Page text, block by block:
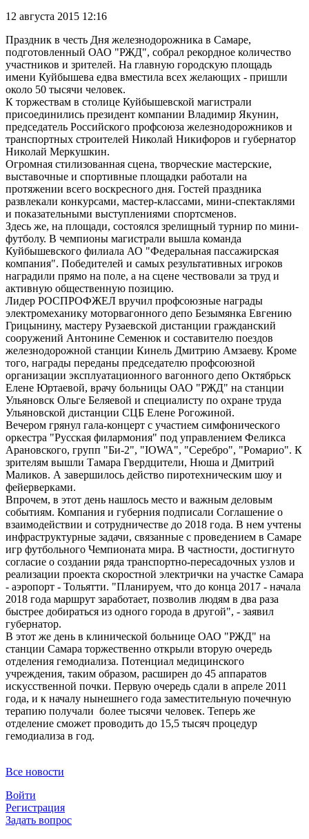
12 августа 2015 12:16
Праздник в честь Дня железнодорожника в Самаре,
подготовленный ОАО "РЖД", собрал рекордное количество
участников и зрителей. На главную городскую площадь
имени Куйбышева едва вместила всех желающих - пришли
около 50 тысячи человек.
К торжествам в столице Куйбышевской магистрали
присоединились президент компании Владимир Якунин,
председатель Российского профсоюза железнодорожников и
транспортных строителей Николай Никифоров и губернатор
Николай Меркушкин.
Огромная стилизованная сцена, творческие мастерские,
выставочные и спортивные площадки работали на
протяжении всего воскресного дня. Гостей праздника
развлекали конкурсами, мастер-классами, мини-спектаклями
и показательными выступлениями спортсменов.
Здесь же, на площади, состоялся зрелищный турнир по мини-
футболу. В чемпионы магистрали вышла команда
Куйбышевского филиала АО "Федеральная пассажирская
компания". Победителей и самых результативных игроков
наградили прямо на поле, а на сцене чествовали за труд и
активную общественную позицию.
Лидер РОСПРОФЖЕЛ вручил профсоюзные награды
электромеханику моторвагонного депо Безымянка Евгению
Грицынину, мастеру Рузаевской дистанции гражданский
сооружений Антонине Семенюк и составителю поездов
железнодорожной станции Кинель Дмитрию Амзаеву. Кроме
того, награды переданы председателю профсоюзной
организации эксплуатационного вагонного депо Октябрьск
Елене Юртаевой, врачу больницы ОАО "РЖД" на станции
Ульяновск Ольге Беляевой и специалисту по охране труда
Ульяновской дистанции СЦБ Елене Рогожиной.
Вечером грянул гала-концерт с участием симфонического
оркестра "Русская филармония" под управлением Феликса
Арановского, групп "Би-2", "IOWA", "Серебро", "Ромарио". К
зрителям вышли Тамара Гвердцители, Нюша и Дмитрий
Маликов. А завершилось действо пиротехническим шоу и
фейерверками.
Впрочем, в этот день нашлось место и важным деловым
событиям. Компания и губерния подписали Соглашение о
взаимодействии и сотрудничестве до 2018 года. В нем учтены
инфраструктурные задачи, связанные с проведением в Самаре
игр футбольного Чемпионата мира. В частности, достигнуто
согласие о создании ряда транспортно-пересадочных узлов и
реализации проекта скоростной электрички на участке Самара
- аэропорт - Тольятти. "Планируем, что до конца 2017 - начала
2018 года маршрут заработает, позволив людям в два раза
быстрее добираться из одного города в другой", - заявил
губернатор.
В этот же день в клинической больнице ОАО "РЖД" на
станции Самара торжественно открыли вторую очередь
отделения гемодиализа. Потенциал медицинского
учреждения, таким образом, расширен до 45 аппаратов
искусственной почки. Первую очередь сдали в апреле 2011
года, и к началу нынешнего года заместительную почечную
терапию получали более тысячи человек. Теперь же
отделение сможет проводить до 15,5 тысяч процедур
гемодиализа в год.
Все новости
Войти
Регистрация
Задать вопрос